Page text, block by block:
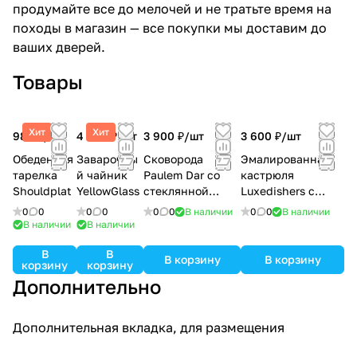
продумайте все до мелочей и не тратьте время на
походы в магазин — все покупки мы доставим до
ваших дверей.
Товары
Хит
980 ₽/ шт
Обеденная
тарелка
Shouldplat
0
0
В наличии
В
корзину
Хит
4 300 ₽/шт
Заварочны
й чайник
YellowGlass
0
0
В наличии
В
корзину
3 900 ₽/шт
Сковорода
Paulem Dar со
стеклянной
крышкой
0 0 В наличии
В корзину
3 600 ₽/шт
Эмалированная
кастрюля
Luxedishers с
крышкой
0 0 В наличии
В корзину
Дополнительно
Дополнительная вкладка, для размещения